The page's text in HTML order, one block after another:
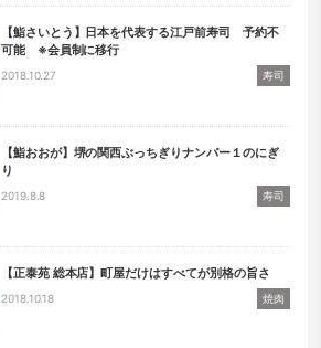
【鮨さいとう】日本を代表する江戸前寿司 予約不
可能 ※会員制に移行
2018.10.27 寿司
【鮨おおが】堺の関西ぶっちぎりナンバー１のにぎ
り
2019.8.8 寿司
【正泰苑 総本店】町屋だけはすべてが別格の旨さ
2018.10.18 焼肉